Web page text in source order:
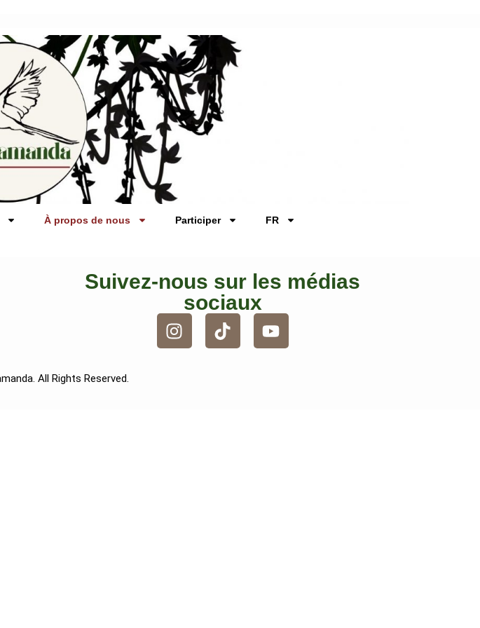
À propos de nous Participer FR
Suivez-nous sur les médias
sociaux
All Rights Reserved.